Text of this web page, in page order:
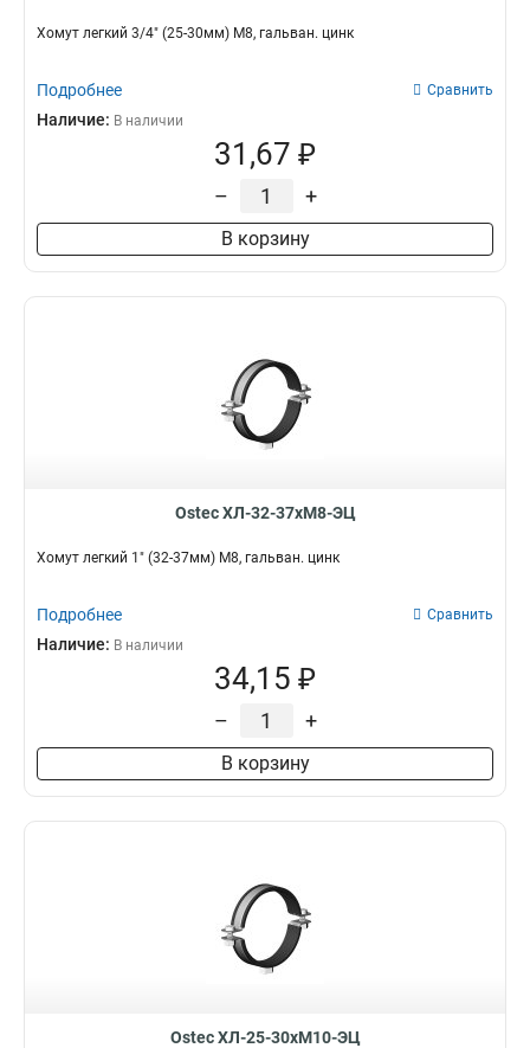
Хомут легкий 3/4" (25-30мм) М8, гальван. цинк
Подробнее Сравнить
Наличие: В наличии
31,67 ₽
– +
В корзину
Ostec ХЛ-32-37хМ8-ЭЦ
Хомут легкий 1" (32-37мм) М8, гальван. цинк
Подробнее Сравнить
Наличие: В наличии
34,15 ₽
– +
В корзину
Ostec ХЛ-25-30хМ10-ЭЦ